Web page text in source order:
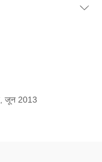
जून 2013